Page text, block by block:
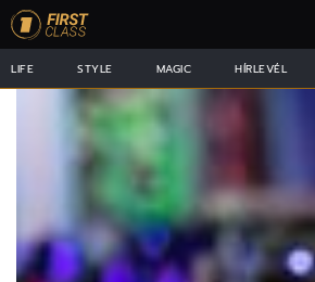
LIFE STYLE MAGIC HÍRLEVÉL